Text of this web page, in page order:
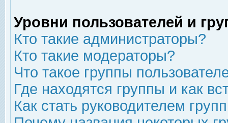
Уровни пользователей и
Кто такие администраторы?
Кто такие модераторы?
Что такое группы
Где находятся группы и как
Как стать руководителем